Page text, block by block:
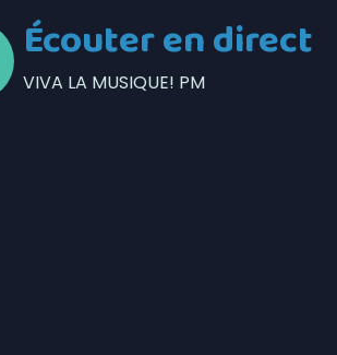
Écouter en direct
VIVA LA MUSIQUE! PM